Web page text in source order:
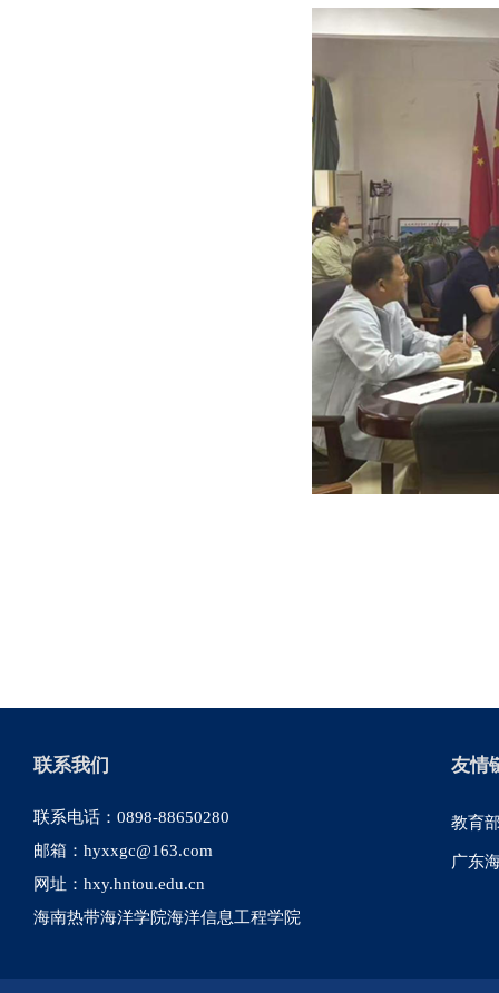
联系我们
联系电话：0898-88650280
邮箱：hyxxgc@163.com
网址：hxy.hntou.edu.cn
海南热带海洋学院海洋信息工程学院
友情
教育
广东